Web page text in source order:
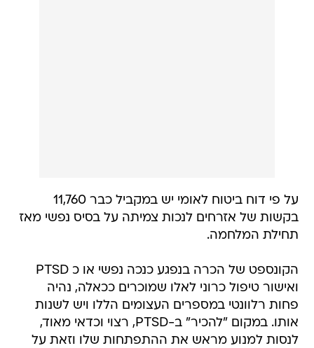
על פי דוח ביטוח לאומי יש במקביל כבר 11,760
בקשות של אזרחים לנכות צמיתה על בסיס נפשי מאז
תחילת המלחמה.
הקונספט של הכרה בנפגע כנכה נפשי או כ PTSD
ואישור טיפול כרוני לאלו שמוכרים ככאלה, נהיה
פחות רלוונטי במספרים העצומים הללו ויש לשנות
אותו. במקום "להכיר" ב-PTSD, רצוי וכדאי מאוד,
לנסות למנוע מראש את ההתפתחות שלו וזאת על